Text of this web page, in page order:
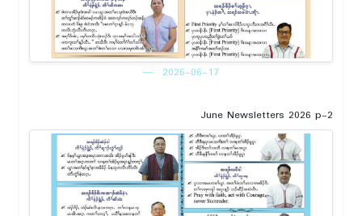
2026-06-17
June Newsletters 2026 p-2